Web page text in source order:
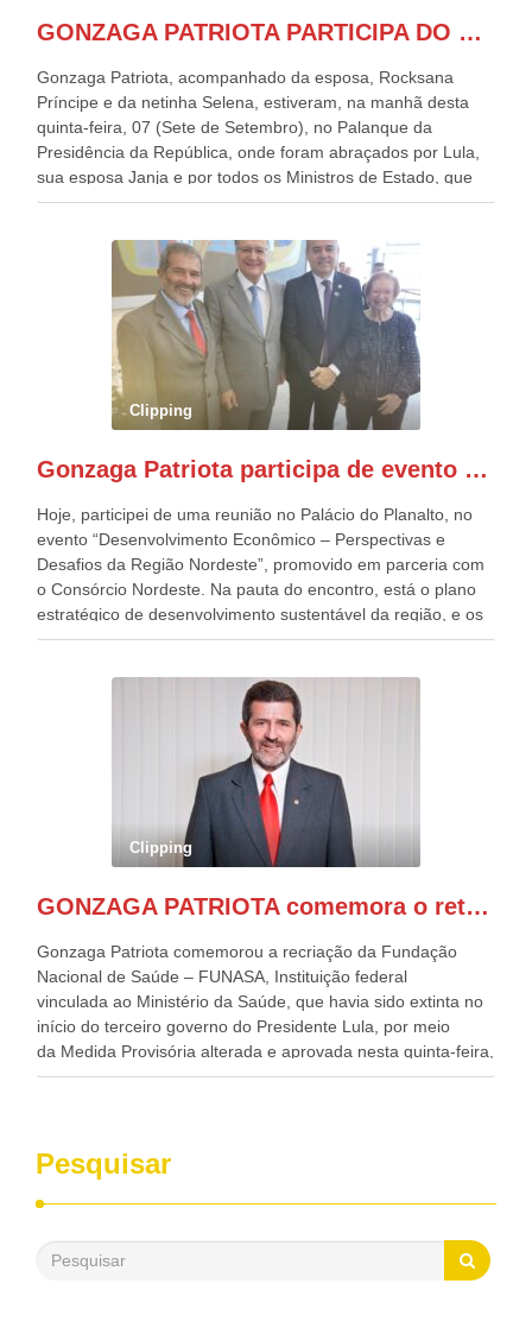
GONZAGA PATRIOTA PARTICIPA DO DESFILE DA INDEPENDÊNCIA NO PALANQUE DA PRESIDÊNCIA DA REPÚBLICA E É ABRAÇADO POR LULA E POR GERALDO ALCKMIN.
Gonzaga Patriota, acompanhado da esposa, Rocksana
Príncipe e da netinha Selena, estiveram, na manhã desta
quinta-feira, 07 (Sete de Setembro), no Palanque da
Presidência da República, onde foram abraçados por Lula,
sua esposa Janja e por todos os Ministros de Estado, que
estavam presentes, nos Desfiles da Independência da
outros desfiles, na Esplanada dos Ministérios, disse ter sido
o deste ano, o maior e o mais organizado de todos. “Há
quatro décadas, como Patriota até no nome, participo
anualmente dos desfiles de Sete de Setembro, na
Esplanada dos Ministérios, em Brasília. Este ano, o governo
preparou espaços com cadeiras e coberturas, para 30.000
pessoas, só que o número de Patriotas Brasileiros
Independentes, dobrou na Esplanada. Eu, Lula e os
Patriota.
Clipping
Gonzaga Patriota participa de evento em prol do desenvolvimento do Nordeste
Hoje, participei de uma reunião no Palácio do Planalto, no
evento “Desenvolvimento Econômico – Perspectivas e
Desafios da Região Nordeste”, promovido em parceria com
o Consórcio Nordeste. Na pauta do encontro, está o plano
estratégico de desenvolvimento sustentável da região, e os
desafios para a elaboração de políticas públicas, que
evento contou com a presença do Vice-presidente Geraldo
Alckmin, que também ocupa o Ministério do
Desenvolvimento, Indústria, Comércio e Serviços, o ex
governador de Pernambuco, agora Presidente do Banco do
Nordeste, Paulo Câmara, o ex Deputado Federal, e
atualmente Superintendente da SUDENE, Danilo Cabral, da
Governadora de Pernambuco, Raquel Lyra, os ministros da
Casa Civil, Rui Costa, e da Integração e do Desenvolvimento
de todo Nordeste que também ajudam a fomentar o
Clipping
GONZAGA PATRIOTA comemora o retorno da FUNASA
Gonzaga Patriota comemorou a recriação da Fundação
Nacional de Saúde – FUNASA, Instituição federal
vinculada ao Ministério da Saúde, que havia sido extinta no
início do terceiro governo do Presidente Lula, por meio
da Medida Provisória alterada e aprovada nesta quinta-feira,
pelo Congresso Nacional. Gonzaga Patriota disse hoje em
desenvolvimento dos seus municípios e, somente o ano
passado, essa Fundação distribuiu mais de três bilhões de
reais, com suas maravilhosas ações, dentre alas, mais de
saneamento básico, em pequenas comunidades rurais.
Patriota disse ainda que, mesmo sem mandato,
Pesquisar